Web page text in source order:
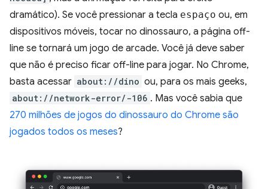
dramático). Se você pressionar a tecla espaço ou, em
dispositivos móveis, tocar no dinossauro, a página off-
line se tornará um jogo de arcade. Você já deve saber
que não é preciso ficar off-line para jogar. No Chrome,
basta acessar about://dino ou, para os mais geeks,
about://network-error/-106 . Mas você sabia que
270 milhões de jogos do dinossauro do Chrome são
jogados todos os meses?